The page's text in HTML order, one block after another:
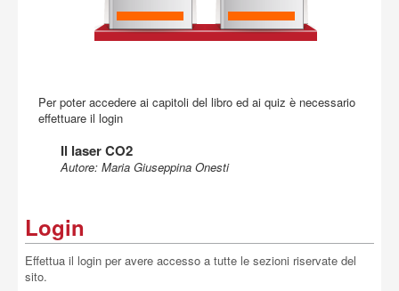
Per poter accedere ai capitoli del libro ed ai quiz è necessario
effettuare il login
Il laser CO2
Autore: Maria Giuseppina Onesti
Login
Effettua il login per avere accesso a tutte le sezioni riservate del
sito.